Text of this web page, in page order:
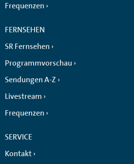
Frequenzen
FERNSEHEN
SR Fernsehen
Programmvorschau
Sendungen A-Z
Livestream
Frequenzen
SERVICE
Kontakt